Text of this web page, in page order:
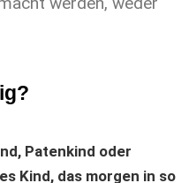
Patenkind oder
Kind, das morgen in so